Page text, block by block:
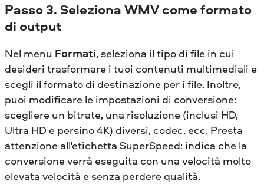
Passo 3. Seleziona WMV come formato
di output
Nel menu Formati, seleziona il tipo di file in cui
desideri trasformare i tuoi contenuti multimediali e
scegli il formato di destinazione per i file. Inoltre,
puoi modificare le impostazioni di conversione:
scegliere un bitrate, una risoluzione (inclusi HD,
Ultra HD e persino 4K) diversi, codec, ecc. Presta
attenzione all'etichetta SuperSpeed: indica che la
conversione verrà eseguita con una velocità molto
elevata velocità e senza perdere qualità.